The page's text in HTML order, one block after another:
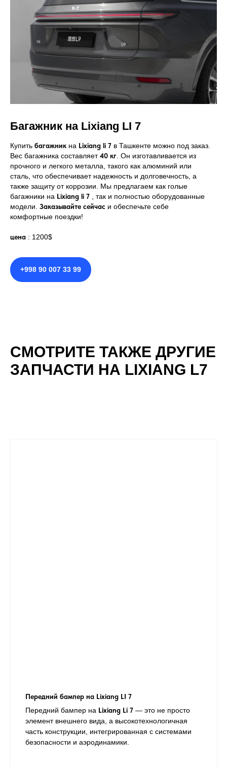
Багажник на Lixiang LI 7
Купить багажник на Lixiang li 7 в Ташкенте можно под заказ.
Вес багажника составляет40 кг . Он изготавливается из
прочного и легкого металла, такого как алюминий или
сталь, что обеспечивает надежность и долговечность, а
также защиту от коррозии. Мы предлагаем как голые
багажники на Lixiang li 7
, так и полностью оборудованные
модели. Заказывайте сейчас и обеспечьте себе
комфортные поездки!
цена : 1200$
+998 90 007 33 99
СМОТРИТЕ ТАКЖЕ ДРУГИЕ
ЗАПЧАСТИ НА LIXIANG L7
Передний бампер на Lixiang LI 7
Передний бампер на Lixiang Li 7 — это не просто
элемент внешнего вида, а высокотехнологичная
часть конструкции, интегрированная с системами
безопасности и аэродинамики.